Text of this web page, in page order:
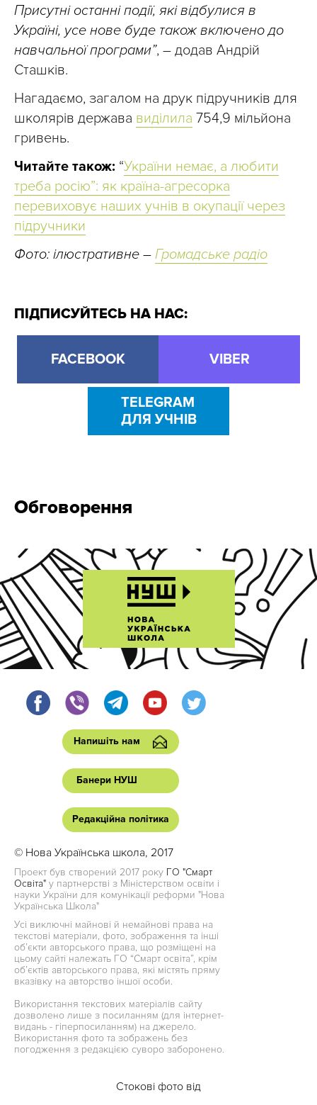
Присутні останні події, які відбулися в
Україні, усе нове буде також включено до
навчальної програми”, – додав Андрій
Сташків.
Нагадаємо, загалом на друк підручників для
школярів держава виділила 754,9 мільйона
гривень.
Читайте також: “України немає, а любити
треба росію”: як країна-агресорка
перевиховує наших учнів в окупації через
підручники
Фото: ілюстративне – Громадське радіо
ПІДПИСУЙТЕСЬ НА НАС:
FACEBOOK VIBER
TELEGRAM
ДЛЯ УЧНІВ
Обговорення
Напишіть нам
Банери НУШ
Редакційна політика
© Нова Українська школа, 2017
Проект був створений 2017 року ГО "Смарт
Освіта" у партнерстві з Міністерством освіти і
науки України для комунікації реформи "Нова
Українська Школа"
Усі виключні майнові й немайнові права на
текстові матеріали, фото, зображення та інші
об’єкти авторського права, що розміщені на
цьому сайті належать ГО “Смарт освіта”, крім
об’єктів авторського права, які містять пряму
вказівку на авторство іншої особи.
Використання текстових матеріалів сайту
дозволено лише з посиланням (для інтернет-
видань - гіперпосиланням) на джерело.
Використання фото та зображень без
погодження з редакцією суворо заборонено.
Стокові фото від